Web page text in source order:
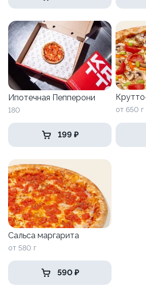
Ипотечная Пепперони
180
199 ₽
от 650 г
Сальса маргарита
от 580 г
590 ₽